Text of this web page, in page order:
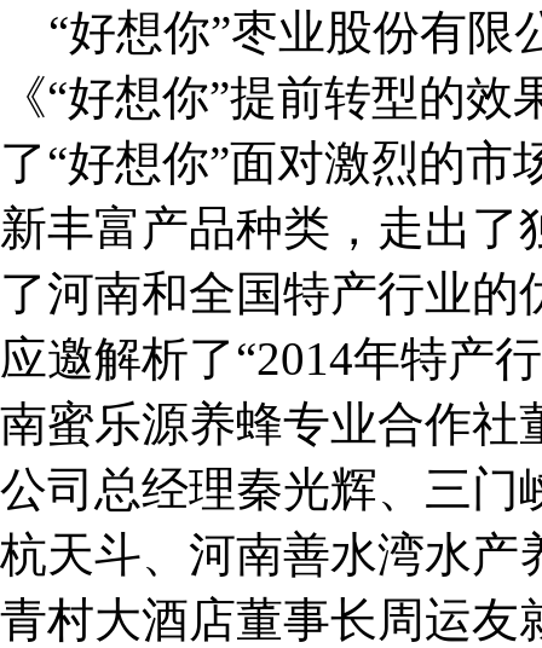
“好想你”枣业股份有限
《“好想你”提前转型的
了“好想你”面对激烈的
新丰富产品种类，走出
了河南和全国特产行业
应邀解析了“2014年特产
南蜜乐源养蜂专业合作社
公司总经理秦光辉、三门
杭天斗、河南善水湾水产
青村大酒店董事长周运友